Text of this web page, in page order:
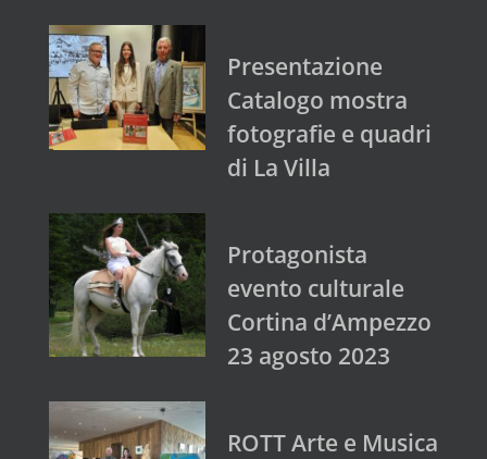
Presentazione
Catalogo mostra
fotografie e quadri
di La Villa
Protagonista
evento culturale
Cortina d’Ampezzo
23 agosto 2023
ROTT Arte e Musica